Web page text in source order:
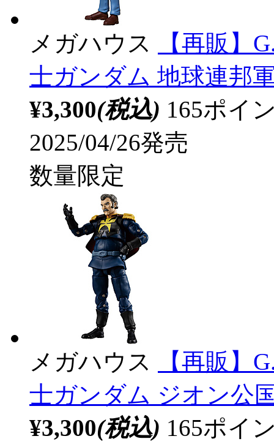
メガハウス
【再販】
士ガンダム 地球連邦
¥3,300(税込) 165ポイ
2025/04/26発売
数量限定
メガハウス
【再販】
士ガンダム ジオン公
¥3,300(税込) 165ポイ